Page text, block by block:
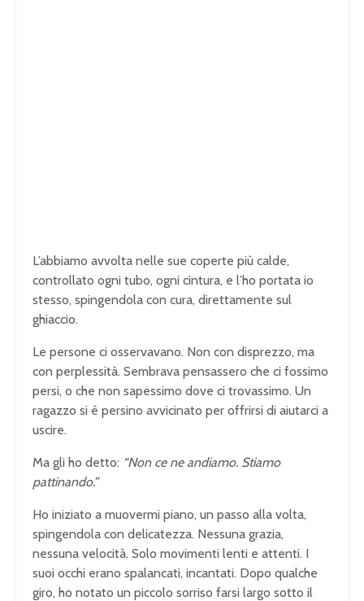
L’abbiamo avvolta nelle sue coperte più calde,
controllato ogni tubo, ogni cintura, e l’ho portata io
stesso, spingendola con cura, direttamente sul
ghiaccio.
Le persone ci osservavano. Non con disprezzo, ma
con perplessità. Sembrava pensassero che ci fossimo
persi, o che non sapessimo dove ci trovassimo. Un
ragazzo si è persino avvicinato per offrirsi di aiutarci a
uscire.
Ma gli ho detto: “Non ce ne andiamo. Stiamo
pattinando.”
Ho iniziato a muovermi piano, un passo alla volta,
spingendola con delicatezza. Nessuna grazia,
nessuna velocità. Solo movimenti lenti e attenti. I
suoi occhi erano spalancati, incantati. Dopo qualche
giro, ho notato un piccolo sorriso farsi largo sotto il